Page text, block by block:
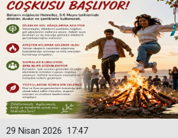
17:47
29 Nisan 2026